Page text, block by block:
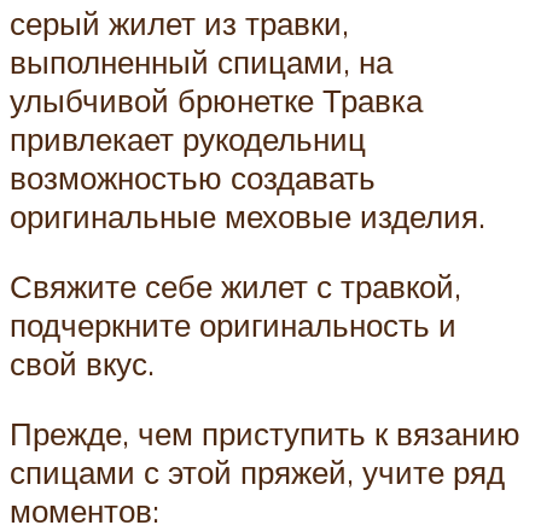
серый жилет из травки,
выполненный спицами, на
улыбчивой брюнетке Травка
привлекает рукодельниц
возможностью создавать
оригинальные меховые изделия.
Свяжите себе жилет с травкой,
подчеркните оригинальность и
свой вкус.
Прежде, чем приступить к вязанию
спицами с этой пряжей, учите ряд
моментов: